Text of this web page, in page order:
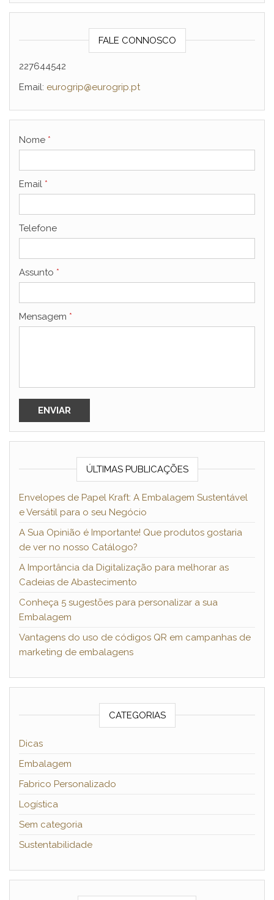
FALE CONNOSCO
227644542
Email: eurogrip@eurogrip.pt
Nome *
Email *
Telefone
Assunto *
Mensagem *
ÚLTIMAS PUBLICAÇÕES
Envelopes de Papel Kraft: A Embalagem Sustentável
e Versátil para o seu Negócio
A Sua Opinião é Importante! Que produtos gostaria
de ver no nosso Catálogo?
A Importância da Digitalização para melhorar as
Cadeias de Abastecimento
Conheça 5 sugestões para personalizar a sua
Embalagem
Vantagens do uso de códigos QR em campanhas de
marketing de embalagens
CATEGORIAS
Dicas
Embalagem
Fabrico Personalizado
Logística
Sem categoria
Sustentabilidade